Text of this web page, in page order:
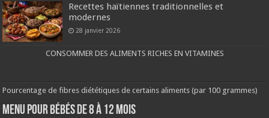
Recettes haïtiennes traditionnelles et
modernes
28 janvier 2026
CONSOMMER DES ALIMENTS RICHES EN VITAMINES
Pourcentage de fibres diététiques de certains aliments (par 100 grammes)
MENU POUR BÉBÉS DE 8 à 12 MOIS